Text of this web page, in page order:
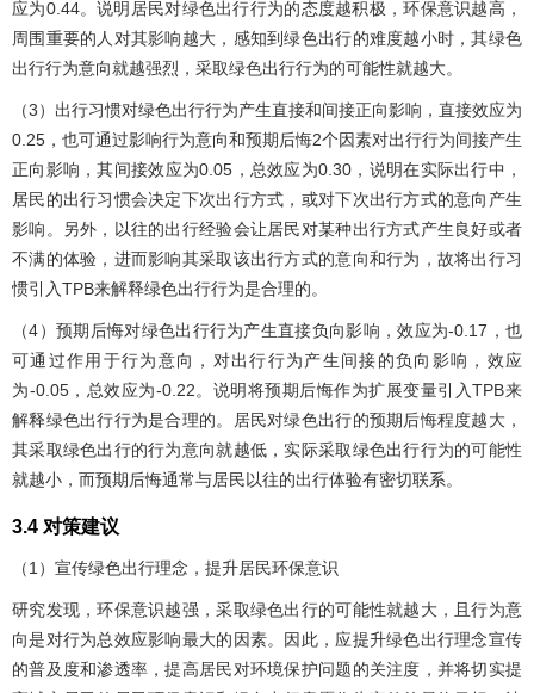
应为0.44。说明居民对绿色出行行为的态度越积极，环保意识越高，
周围重要的人对其影响越大，感知到绿色出行的难度越小时，其绿色
出行行为意向就越强烈，采取绿色出行行为的可能性就越大。
（3）出行习惯对绿色出行行为产生直接和间接正向影响，直接效应为
0.25，也可通过影响行为意向和预期后悔2个因素对出行行为间接产生
正向影响，其间接效应为0.05，总效应为0.30，说明在实际出行中，
居民的出行习惯会决定下次出行方式，或对下次出行方式的意向产生
影响。另外，以往的出行经验会让居民对某种出行方式产生良好或者
不满的体验，进而影响其采取该出行方式的意向和行为，故将出行习
惯引入TPB来解释绿色出行行为是合理的。
（4）预期后悔对绿色出行行为产生直接负向影响，效应为-0.17，也
可通过作用于行为意向，对出行行为产生间接的负向影响，效应
为-0.05，总效应为-0.22。说明将预期后悔作为扩展变量引入TPB来
解释绿色出行行为是合理的。居民对绿色出行的预期后悔程度越大，
其采取绿色出行的行为意向就越低，实际采取绿色出行行为的可能性
就越小，而预期后悔通常与居民以往的出行体验有密切联系。
3.4 对策建议
（1）宣传绿色出行理念，提升居民环保意识
研究发现，环保意识越强，采取绿色出行的可能性就越大，且行为意
向是对行为总效应影响最大的因素。因此，应提升绿色出行理念宣传
的普及度和渗透率，提高居民对环境保护问题的关注度，并将切实提